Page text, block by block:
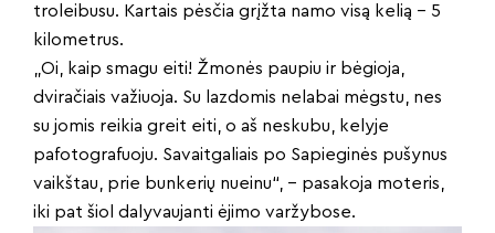
troleibusu. Kartais pėsčia grįžta namo visą kelią – 5
kilometrus.
„Oi, kaip smagu eiti! Žmonės paupiu ir bėgioja,
dviračiais važiuoja. Su lazdomis nelabai mėgstu, nes
su jomis reikia greit eiti, o aš neskubu, kelyje
pafotografuoju. Savaitgaliais po Sapieginės pušynus
vaikštau, prie bunkerių nueinu“, – pasakoja moteris,
iki pat šiol dalyvaujanti ėjimo varžybose.